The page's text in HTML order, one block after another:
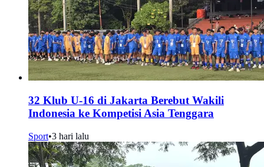
32 Klub U-16 di Jakarta Berebut Wakili
Indonesia ke Kompetisi Asia Tenggara
Sport•3 hari lalu